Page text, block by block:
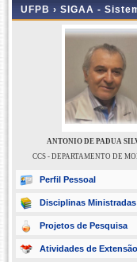
UFPB › SIGAA -
ANTONIO DE PADUA
CCS - DEPARTAMENTO DE
Perfil Pessoal
Disciplinas Ministradas
Projetos de Pesquisa
Atividades de Extensão